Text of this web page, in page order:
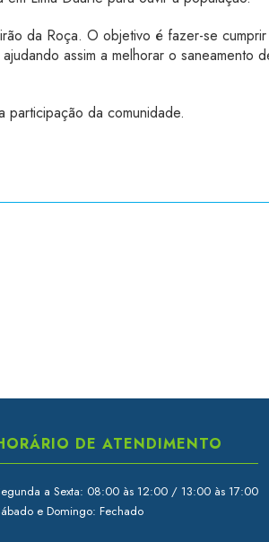
da Roça. O objetivo é fazer-se
assim a melhorar o saneamento
da comunidade.
DE ATENDIMENTO
a Sexta: 08:00 às 12:00 / 13:00 às 17:00
e Domingo: Fechado